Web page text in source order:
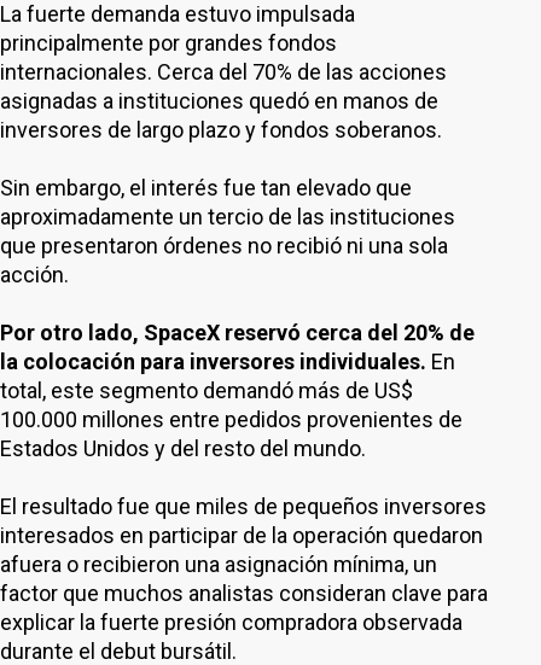
La fuerte demanda estuvo impulsada
principalmente por grandes fondos
internacionales. Cerca del 70% de las acciones
asignadas a instituciones quedó en manos de
inversores de largo plazo y fondos soberanos.
Sin embargo, el interés fue tan elevado que
aproximadamente un tercio de las instituciones
que presentaron órdenes no recibió ni una sola
acción.
Por otro lado, SpaceX reservó cerca del 20% de
la colocación para inversores individuales. En
total, este segmento demandó más de US$
100.000 millones entre pedidos provenientes de
Estados Unidos y del resto del mundo.
El resultado fue que miles de pequeños inversores
interesados en participar de la operación quedaron
afuera o recibieron una asignación mínima, un
factor que muchos analistas consideran clave para
explicar la fuerte presión compradora observada
durante el debut bursátil.